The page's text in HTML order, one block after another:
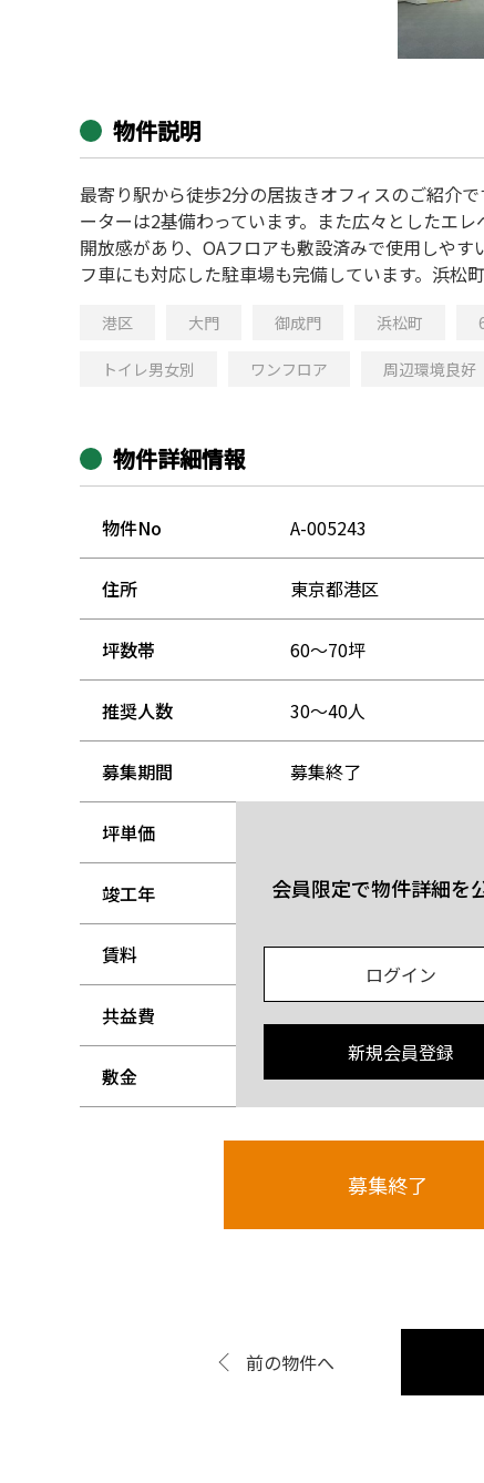
物件説明
最寄り駅から徒歩2分の居抜きオフィスのご紹介
ーターは2基備わっています。また広々としたエ
開放感があり、OAフロアも敷設済みで使用しや
フ車にも対応した駐車場も完備しています。浜松
港区 大門 御成門 浜松町
トイレ男女別 ワンフロア 周辺環境良好
物件詳細情報
物件No A-005243
住所 東京都港区
坪数帯 60～70坪
推奨人数 30～40人
募集期間 募集終了
坪単価
竣工年 -
賃料 -
共益費
敷金 -
会員限定で物件詳細を
ログイン
新規会員登録
募集終了
前の物件へ